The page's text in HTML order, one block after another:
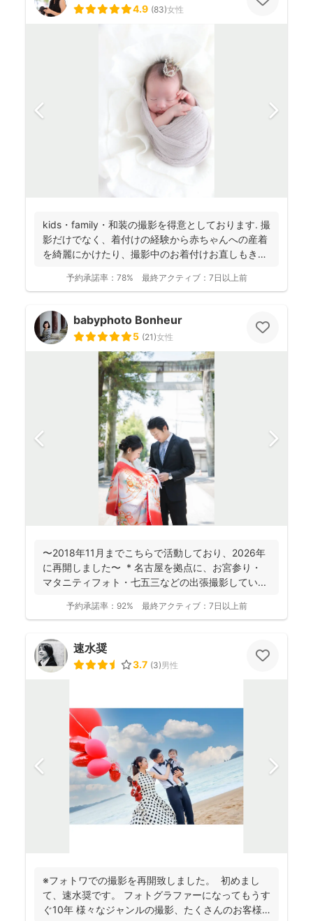
4.9 (83)女性
kids・family・和装の撮影を得意としております. 撮
影だけでなく、着付けの経験から赤ちゃんへの産着
を綺麗にかけたり、撮影中のお着付けお直しもき
予約承諾率： 78% 最終アクティブ： 7日以上前
babyphoto Bonheur
5 (21)女性
〜2018年11月までこちらで活動しており、2026年
に再開しました〜 * 名古屋を拠点に、お宮参り・
マタニティフォト・七五三などの出張撮影してい...
予約承諾率： 92% 最終アクティブ： 7日以上前
速水奨
3.7 (3)男性
※フォトワでの撮影を再開致しました。 初めまし
て、速水奨です。 フォトグラファーになってもうす
ぐ10年 様々なジャンルの撮影、たくさんのお客様